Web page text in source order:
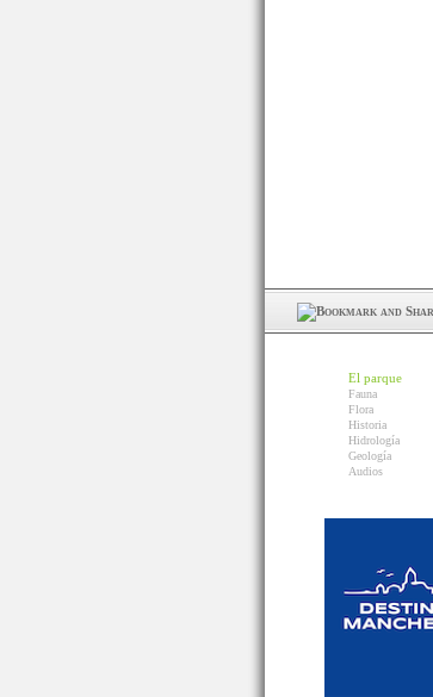
El parque
Fauna
Flora
Historia
Hidrología
Geología
Audios